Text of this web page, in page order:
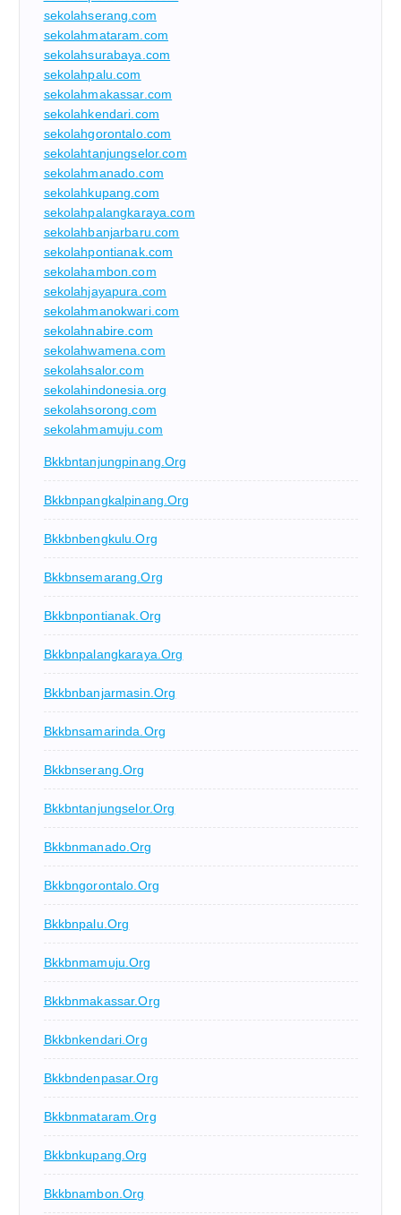
sekolahserang.com
sekolahmataram.com
sekolahsurabaya.com
sekolahpalu.com
sekolahmakassar.com
sekolahkendari.com
sekolahgorontalo.com
sekolahtanjungselor.com
sekolahmanado.com
sekolahkupang.com
sekolahpalangkaraya.com
sekolahbanjarbaru.com
sekolahpontianak.com
sekolahambon.com
sekolahjayapura.com
sekolahmanokwari.com
sekolahnabire.com
sekolahwamena.com
sekolahsalor.com
sekolahindonesia.org
sekolahsorong.com
sekolahmamuju.com
Bkkbntanjungpinang.org
Bkkbnpangkalpinang.org
Bkkbnbengkulu.org
Bkkbnsemarang.org
Bkkbnpontianak.org
Bkkbnpalangkaraya.org
Bkkbnbanjarmasin.org
Bkkbnsamarinda.org
Bkkbnserang.org
Bkkbntanjungselor.org
Bkkbnmanado.org
Bkkbngorontalo.org
Bkkbnpalu.org
Bkkbnmamuju.org
Bkkbnmakassar.org
Bkkbnkendari.org
Bkkbndenpasar.org
Bkkbnmataram.org
Bkkbnkupang.org
Bkkbnambon.org